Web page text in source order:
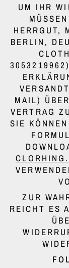
UM IHR
HERRGUT,
ERLIN,
053219962)
AIL) ÜBER
ERTRAG ZU
IE KÖNNEN
ZUR
REICHT ES